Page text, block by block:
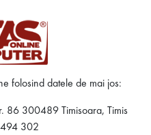
folosind datele de mai jos:
86 300489 Timisoara, Timis
302